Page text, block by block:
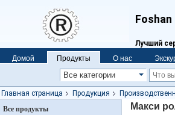
Лучший
Домой Продукты О нас
Главная страница Продукция
задней стойки
Все продукты
Макси